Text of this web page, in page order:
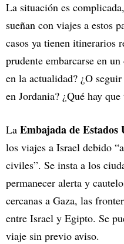
La situación es
sueñan con viajes a estos
casos ya tienen itinerarios
prudente embarcarse en
en la actualidad? ¿O
en Jordania? ¿Qué hay
La Embajada de Estados
los viajes a Israel debido
civiles”. Se insta a los
permanecer alerta y
cercanas a Gaza, las
entre Israel y Egipto. Se
viaje sin previo aviso.